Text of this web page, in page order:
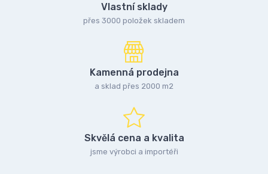
Vlastní sklady
přes 3000 položek skladem
Kamenná prodejna
a sklad přes 2000 m2
Skvělá cena a kvalita
jsme výrobci a importéři